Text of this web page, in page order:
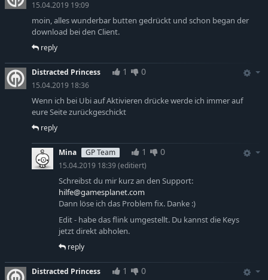
15.04.2019 19:09
moin, alles wunderbar butten gedrückt und schon began der
download bei den Client.
reply
Distracted Princess 1 0
15.04.2019 18:36
Wenn ich bei Ubi auf Aktivieren drücke werde ich immer auf
eure Seite zurückgeschickt
reply
Mina GP Team 1 0
15.04.2019 18:39 (editiert)
Schreibst du mir kurz an den Support:
hilfe@gamesplanet.com
Dann löse ich das Problem fix. Danke :)
Edit - habe das flink umgestellt. Du kannst die Keys
jetzt direkt abholen.
reply
Distracted Princess 1 0